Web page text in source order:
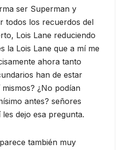
ser Superman y
todos los recuerdos del
Lois Lane reduciendo
la Lois Lane que a mí me
ahora tanto
han de estar
¿No podían
antes? señores
dejo esa pregunta.
también muy